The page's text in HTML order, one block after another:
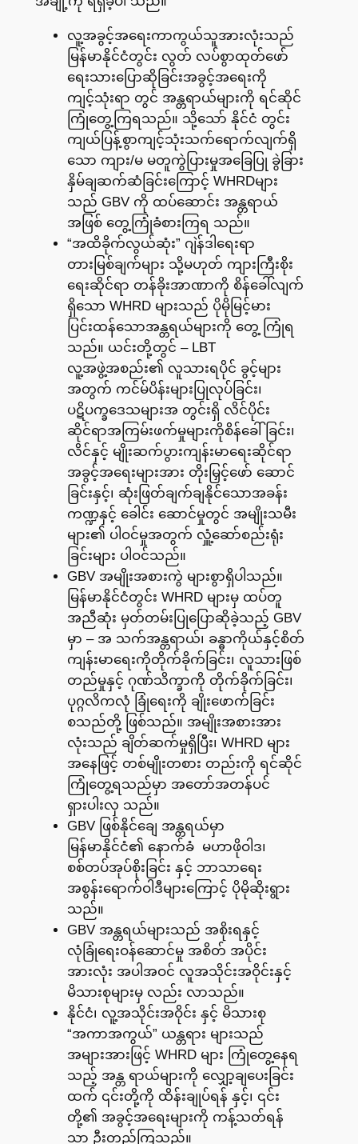
လူ့အခွင့်အရေးကာကွယ်သူအားလုံးသည်
မြန်မာနိုင်ငံတွင်း လွတ် လပ်စွာထုတ်ဖော်
ရေးသားပြောဆိုခြင်းအခွင့်အရေးကို
ကျင့်သုံးရာ တွင် အန္တရာယ်များကို ရင်ဆိုင်
ကြုံတွေ့ကြရသည်။ သို့သော် နိုင်ငံ တွင်း
ကျယ်ပြန့်စွာကျင့်သုံးသက်ရောက်လျက်ရှိ
သော ကျား/မ မတူကွဲပြားမှုအခြေပြု ခွဲခြား
နှိမ်ချဆက်ဆံခြင်းကြောင့် WHRDများ
သည် GBV ကို ထပ်ဆောင်း အန္တရာယ်
အဖြစ် တွေ့ကြုံခံစားကြရ သည်။
“အထိခိုက်လွယ်ဆုံး” ဂျဲန်ဒါရေးရာ
တားမြစ်ချက်များ သို့မဟုတ် ကျားကြီးစိုး
ရေးဆိုင်ရာ တန်ခိုးအာဏာကို စိန်ခေါ်လျက်
ရှိသော WHRD များသည် ပိုမိုမြင့်မား
ပြင်းထန်သောအန္တရယ်များကို တွေ့ ကြုံရ
သည်။ ယင်းတို့တွင် – LBT
လူ့အဖွဲ့အစည်း၏ လူသားရပိုင် ခွင့်များ
အတွက် ကင်မ်ပိန်းများပြုလုပ်ခြင်း၊
ပဋိပက္ခဒေသများအ တွင်းရှိ လိင်ပိုင်း
ဆိုင်ရာအကြမ်းဖက်မှုများကိုစိန်ခေါ်ခြင်း၊
လိင်နှင့် မျိုးဆက်ပွားကျန်းမာရေးဆိုင်ရာ
အခွင့်အရေးများအား တိုးမြှင့်ဖော် ဆောင်
ခြင်းနှင့်၊ ဆုံးဖြတ်ချက်ချနိုင်သောအခန်း
ကဏ္ဍနှင့် ခေါင်း ဆောင်မှုတွင် အမျိုးသမီး
များ၏ ပါဝင်မှုအတွက် လှူံ့ဆော်စည်းရုံး
ခြင်းများ ပါဝင်သည်။
GBV အမျိုးအစားကွဲ များစွာရှိပါသည်။
မြန်မာနိုင်ငံတွင်း WHRD များမှ ထပ်တူ
အညီဆုံး မှတ်တမ်းပြုပြောဆိုခဲ့သည့် GBV
မှာ – အ သက်အန္တရာယ်၊ ခန္ဓာကိုယ်နှင့်စိတ်
ကျန်းမာရေးကိုတိုက်ခိုက်ခြင်း၊ လူသားဖြစ်
တည်မှုနှင့် ဂုဏ်သိက္ခာကို တိုက်ခိုက်ခြင်း၊
ပုဂ္ဂလိကလုံ ခြုံရေးကို ချိုးဖောက်ခြင်း
စသည်တို့ ဖြစ်သည်။ အမျိုးအစားအား
လုံးသည် ချိတ်ဆက်မှုရှိပြီး၊ WHRD များ
အနေဖြင့် တစ်မျိုးတစား တည်းကို ရင်ဆိုင်
ကြုံတွေ့ရသည်မှာ အတော်အတန်ပင်
ရှားပါးလှ သည်။
GBV ဖြစ်နိုင်ချေ အန္တရယ်မှာ
မြန်မာနိုင်ငံ၏ နောက်ခံ မဟာဖိုဝါဒ၊
စစ်တပ်အုပ်စိုးခြင်း နှင့် ဘာသာရေး
အစွန်းရောက်ဝါဒီများကြောင့် ပိုမိုဆိုးရွား
သည်။
GBV အန္တရယ်များသည် အစိုးရနှင့်
လုံခြုံရေးဝန်ဆောင်မှု အစိတ် အပိုင်း
အားလုံး အပါအဝင် လူအသိုင်းအဝိုင်းနှင့်
မိသားစုများမှ လည်း လာသည်။
နိုင်ငံ၊ လူ့အသိုင်းအဝိုင်း နှင့် မိသားစု
“အကာအကွယ်” ယန္တရား များသည်
အများအားဖြင့် WHRD များ ကြုံတွေ့နေရ
သည့် အန္တ ရာယ်များကို လျှော့ချပေးခြင်း
ထက် ၎င်းတို့ကို ထိန်းချုပ်ရန် နှင့်၊ ၎င်း
တို့၏ အခွင့်အရေးများကို ကန့်သတ်ရန်
သာ ဦးတည်ကြသည်။